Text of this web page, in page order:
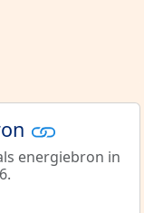
energiebron in